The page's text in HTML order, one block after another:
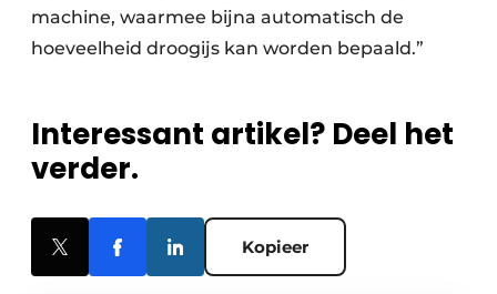
machine, waarmee bijna automatisch de
hoeveelheid droogijs kan worden bepaald.”
Interessant artikel? Deel het
verder.
Kopieer